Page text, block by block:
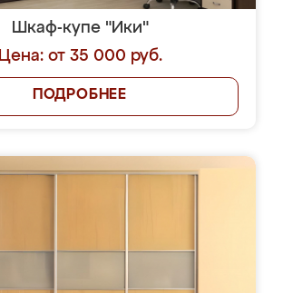
Шкаф-купе "Ики"
Цена: от 35 000 руб.
ПОДРОБНЕЕ